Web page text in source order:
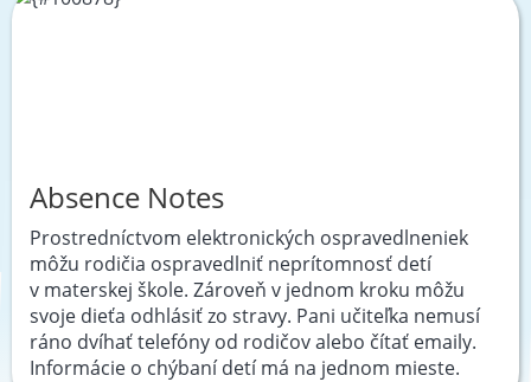
Absence Notes
Prostredníctvom elektronických ospravedlneniek
môžu rodičia ospravedlniť neprítomnosť detí
v materskej škole. Zároveň v jednom kroku môžu
svoje dieťa odhlásiť zo stravy. Pani učiteľka nemusí
ráno dvíhať telefóny od rodičov alebo čítať emaily.
Informácie o chýbaní detí má na jednom mieste.